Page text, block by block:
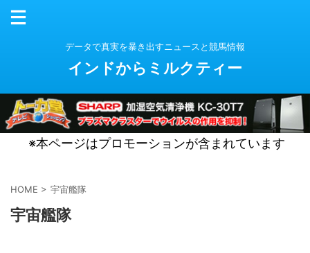
データで真実を暴き出すニュースと競馬情報
インドからミルクティー
※本ページはプロモーションが含まれています
HOME > 宇宙艦隊
宇宙艦隊